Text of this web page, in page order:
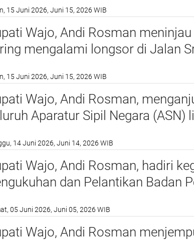
Jabatan (Rujab) Bupati
15 Juni 2026, Juni 15, 2026 WIB
Wajo, Andi Rosman
mengalami longsor di Jalan
Kabupaten Wajo
15 Juni 2026, Juni 15, 2026 WIB
Wajo, Andi Rosman,
Aparatur Sipil Negara (ASN)
Kabupaten Wajo
menyukseskan pelaksanaan
2026 yang dilaksanakan
Statistik (BPS).
14 Juni 2026, Juni 14, 2026 WIB
Wajo, Andi Rosman, hadiri
dan Pelantikan Badan
Kerukunan Keluarga Wajo
Timur (BPW KKW
di GOR Segiri, Kota
05 Juni 2026, Juni 05, 2026 WIB
Wajo, Andi Rosman